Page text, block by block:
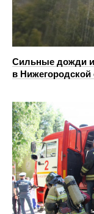
Сильные дожди
в Нижегородской